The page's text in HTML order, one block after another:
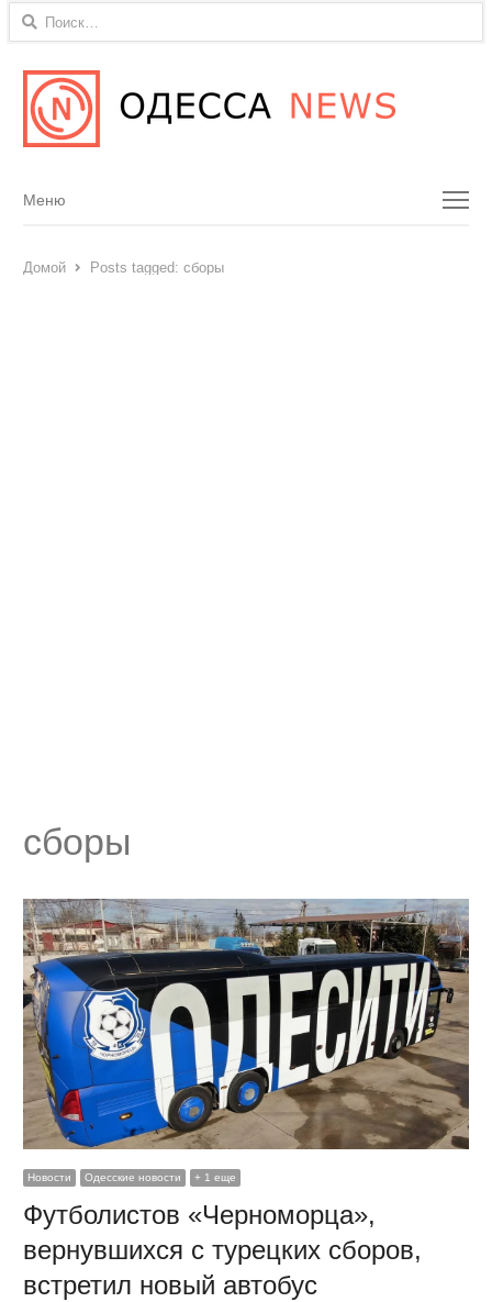
Найти:
Menu
Меню
Домой Posts tagged: сборы
сборы
Новости Одесские новости + 1 еще
Футболистов «Черноморца»,
вернувшихся с турецких сборов,
встретил новый автобус